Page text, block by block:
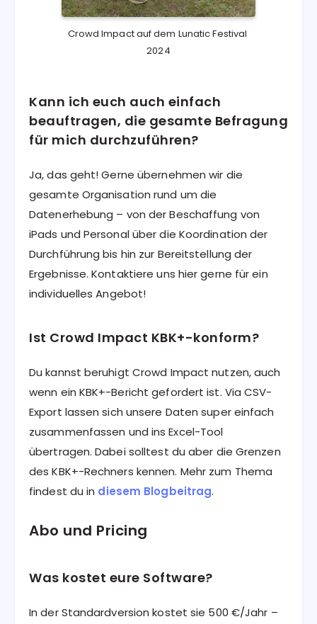
Crowd Impact auf dem Lunatic Festival
2024
Kann ich euch auch einfach
beauftragen, die gesamte Befragung
für mich durchzuführen?
Ja, das geht! Gerne übernehmen wir die
gesamte Organisation rund um die
Datenerhebung – von der Beschaffung von
iPads und Personal über die Koordination der
Durchführung bis hin zur Bereitstellung der
Ergebnisse. Kontaktiere uns hier gerne für ein
individuelles Angebot!
Ist Crowd Impact KBK+-konform?
Du kannst beruhigt Crowd Impact nutzen, auch
wenn ein KBK+-Bericht gefordert ist. Via CSV-
Export lassen sich unsere Daten super einfach
zusammenfassen und ins Excel-Tool
übertragen. Dabei solltest du aber die Grenzen
des KBK+-Rechners kennen. Mehr zum Thema
findest du in diesem Blogbeitrag.
Abo und Pricing
Was kostet eure Software?
In der Standardversion kostet sie 500 €/Jahr –